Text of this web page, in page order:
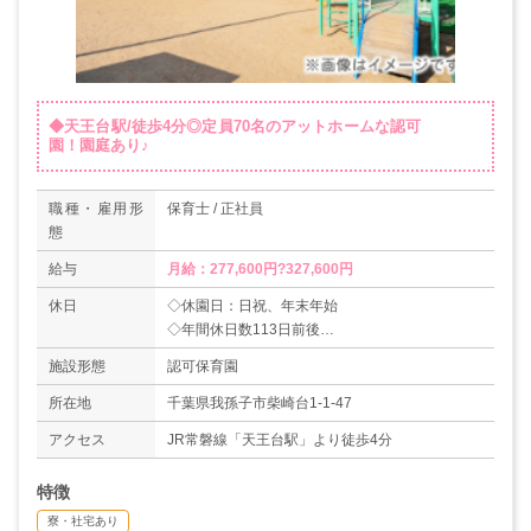
◆天王台駅/徒歩4分◎定員70名のアットホームな認可
園！園庭あり♪
職種・雇用形
態
保育士 / 正社員
給与 月給：277,600円?327,600円
休日
◇休園日：日祝、年末年始
◇年間休日数113日前後
◇有給休暇（6ヶ月経過後10日付与）
施設形態 認可保育園
所在地 千葉県我孫子市柴崎台1-1-47
アクセス JR常磐線「天王台駅」より徒歩4分
特徴
寮・社宅あり